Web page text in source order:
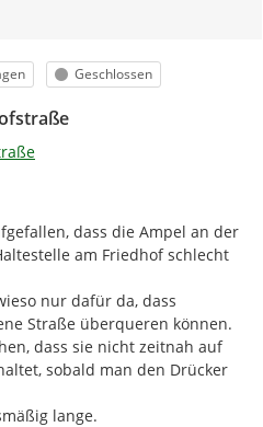
Status
Geschlossen
dass die Ampel an der
am Friedhof schlecht
nur dafür da, dass
Straße überqueren können.
dass sie nicht zeitnah auf
sobald man den Drücker
lange.